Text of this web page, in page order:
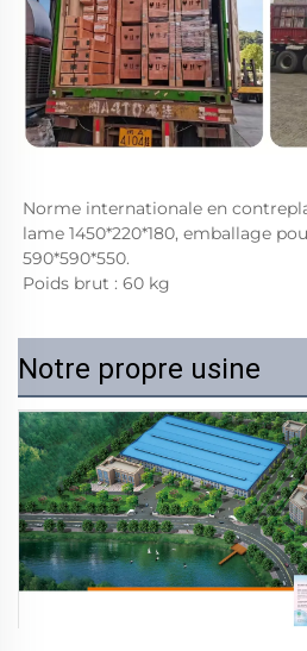
Norme internationale en
lame 1450*220*180, emballage
590*590*550.
Poids brut : 60 kg
Notre propre usine